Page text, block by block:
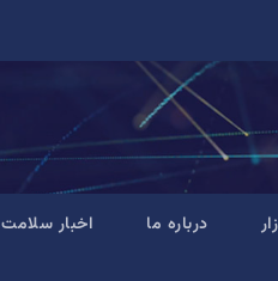
درباره ما اخبار سلامت